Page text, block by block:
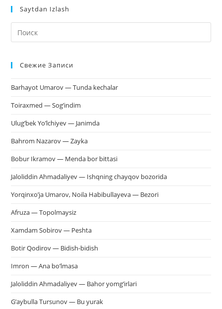
Saytdan Izlash
Свежие Записи
Barhayot Umarov — Tunda kechalar
Toiraxmed — Sog’indim
Ulug’bek Yo’lchiyev — Janimda
Bahrom Nazarov — Zayka
Bobur Ikramov — Menda bor bittasi
Jaloliddin Ahmadaliyev — Ishqning chayqov bozorida
Yorqinxo’ja Umarov, Noila Habibullayeva — Bezori
Afruza — Topolmaysiz
Xamdam Sobirov — Peshta
Botir Qodirov — Bidish-bidish
Imron — Ana bo’lmasa
Jaloliddin Ahmadaliyev — Bahor yomg’irlari
G’aybulla Tursunov — Bu yurak